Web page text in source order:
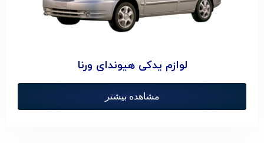
لوازم یدکی هیوندای ورنا
مشاهده بیشتر